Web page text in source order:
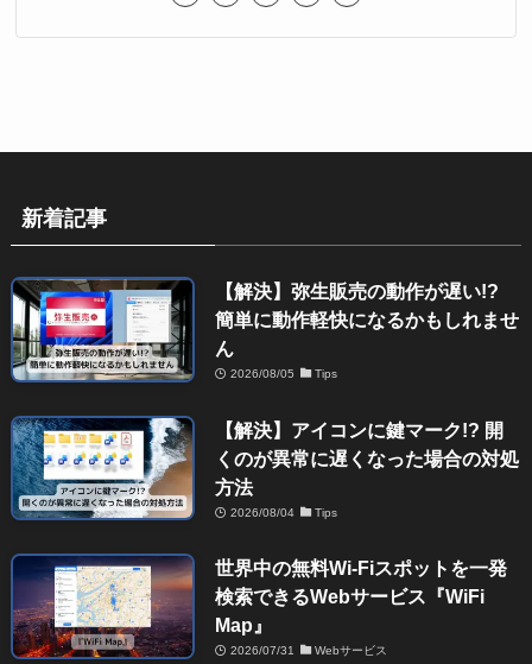
新着記事
【解決】弥生販売の動作が遅い!?
簡単に動作軽快になるかもしれませ
ん
2026/08/05 Tips
【解決】アイコンに鍵マーク!? 開
くのが異常に遅くなった場合の対処
方法
2026/08/04 Tips
世界中の無料Wi-Fiスポットを一発
検索できるWebサービス『WiFi
Map』
2026/07/31 Webサービス